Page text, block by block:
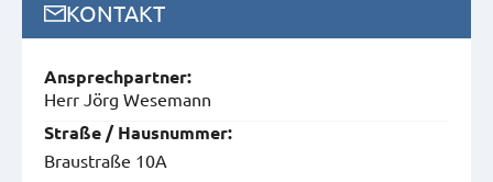
KONTAKT
Ansprech­partner:
Herr Jörg Wesemann
Straße / Hausnummer:
Braustraße 10A